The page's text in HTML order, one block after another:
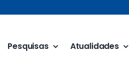
Pesquisas Atualidades